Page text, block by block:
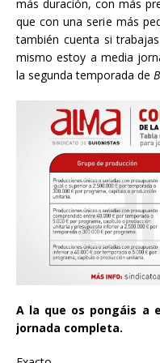
más duración, con más
que con una serie más
también cuenta si
mismo estoy a media
la segunda temporada de
A la que os pongáis a
jornada completa.